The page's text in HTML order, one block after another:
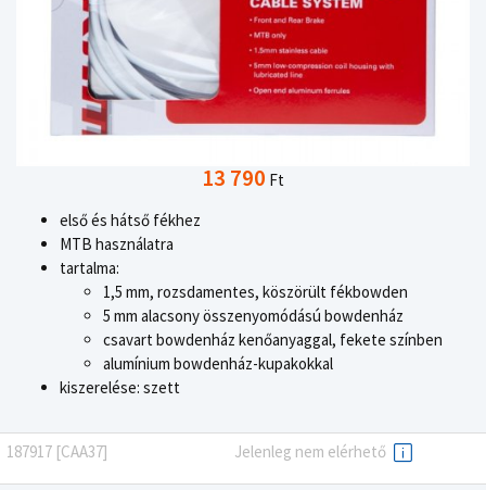
13 790 Ft
első és hátső fékhez
MTB használatra
tartalma:
1,5 mm, rozsdamentes, köszörült fékbowden
5 mm alacsony összenyomódású bowdenház
csavart bowdenház kenőanyaggal, fekete színben
alumínium bowdenház-kupakokkal
kiszerelése: szett
187917 [CAA37] Jelenleg nem elérhető